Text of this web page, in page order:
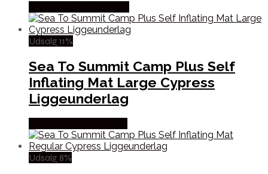
Udsalg 11%
Sea To Summit Camp Plus Self
Inflating Mat Large Cypress
Liggeunderlag
Udsalg 8%